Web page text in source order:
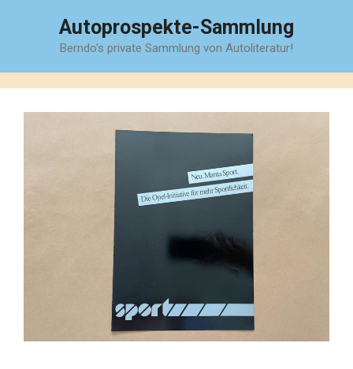
Autoprospekte-Sammlung
Berndo's private Sammlung von Autoliteratur!